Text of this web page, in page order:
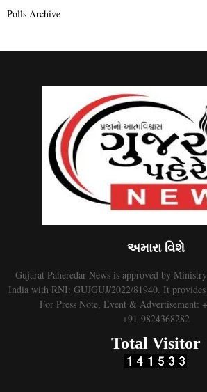
Polls Archive
અમારા વિશે
Gujarat Paheredar News is approved by
India with RNI: GUJGUJ/2022/81940. It
For Press Note, Event & Advertisement:
+91 9824368282
Total Visitor